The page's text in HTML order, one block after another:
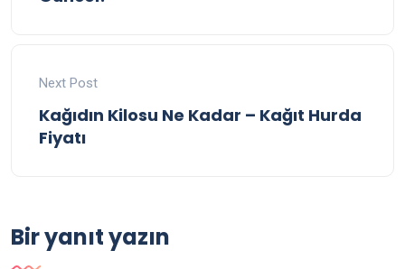
Next Post
Kağıdın Kilosu Ne Kadar – Kağıt Hurda
Fiyatı
Bir yanıt yazın